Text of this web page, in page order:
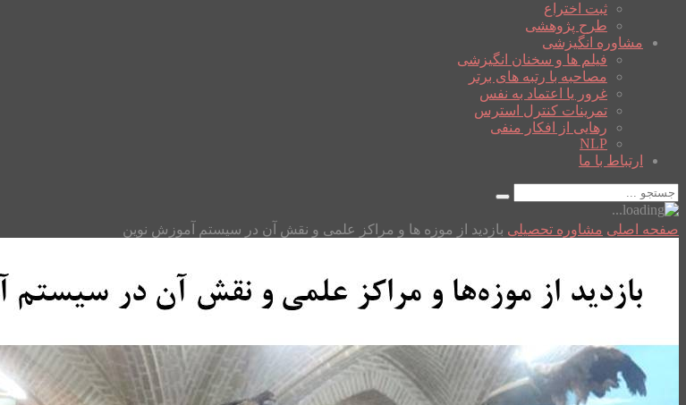
ثبت اختراع
طرح پژوهشی
مشاوره انگیزشی
فیلم ها و سخنان انگیزشی
مصاحبه با رتبه های برتر
غرور یا اعتماد به نفس
تمرینات کنترل استرس
رهایی از افکار منفی
NLP
ارتباط با ما
صفحه اصلی مشاوره تحصیلی بازدید از موزه ها و مراکز علمی و نقش آن در سیستم آموزش نوین